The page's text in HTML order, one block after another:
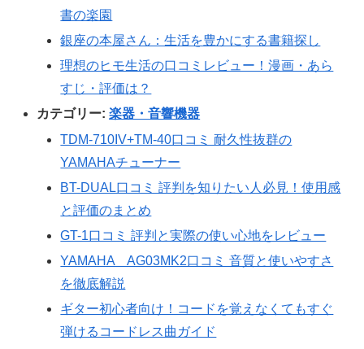
書の楽園
銀座の本屋さん：生活を豊かにする書籍探し
理想のヒモ生活の口コミレビュー！漫画・あら
すじ・評価は？
カテゴリー:楽器・音響機器
TDM-710IV+TM-40口コミ 耐久性抜群の
YAMAHAチューナー
BT-DUAL口コミ 評判を知りたい人必見！使用感
と評価のまとめ
GT-1口コミ 評判と実際の使い心地をレビュー
YAMAHA AG03MK2口コミ 音質と使いやすさ
を徹底解説
ギター初心者向け！コードを覚えなくてもすぐ
弾けるコードレス曲ガイド